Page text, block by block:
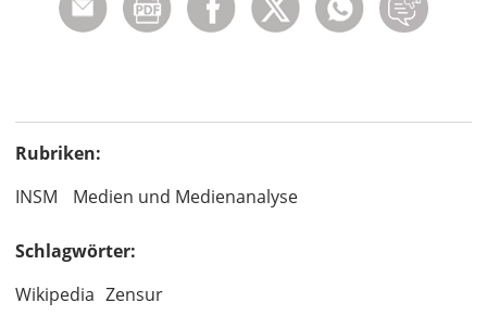
Rubriken:
INSM
Medien und Medienanalyse
Schlagwörter:
Wikipedia Zensur